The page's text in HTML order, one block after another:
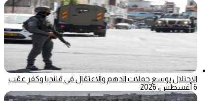
الاحتلال يوسع حملات الدهم والاعتقال في قلنديا وكفر عقب
6 أغسطس، 2026